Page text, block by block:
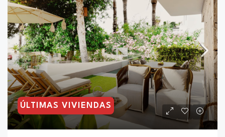
ÚLTIMAS VIVIENDAS